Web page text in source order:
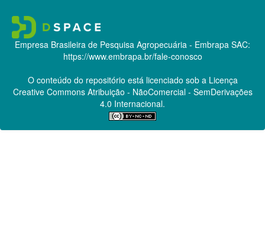
Empresa Brasileira de Pesquisa Agropecuária - Embrapa SAC:
https://www.embrapa.br/fale-conosco
O conteúdo do repositório está licenciado sob a Licença
Creative CommonsAtribuição - NãoComercial - SemDerivações
4.0 Internacional.